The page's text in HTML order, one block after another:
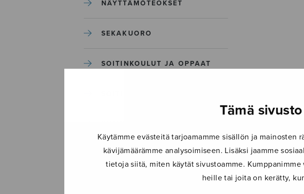
Tämä
Käytämme evästeitä tarjoamamme sisällön ja
kävijämäärämme analysoimiseen. Lisäksi jaamme
tietoja siitä, miten käytät sivustoamme.
heille tai joita on kerätty,
NÄYTTÄMÖTEOKSET
SEKAKUORO
SOITINKOULUT JA OPPAAT
YLEINEN